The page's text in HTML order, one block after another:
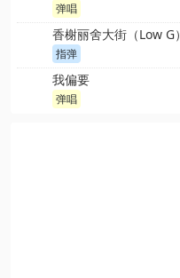
弹唱
香榭丽舍大街（Low G）
指弹
我偏要
弹唱